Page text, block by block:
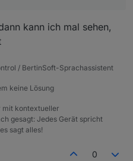
kann ich mal sehen,
/ BertinSoft-Sprachassistent
keine Lösung
mit kontextueller
gesagt: Jedes Gerät spricht
sagt alles!
0